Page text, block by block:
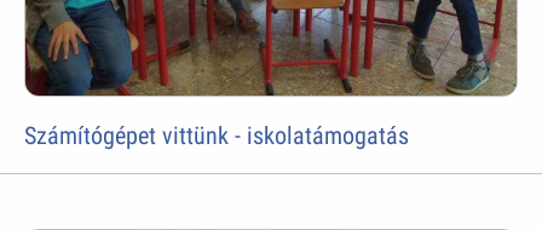
Számítógépet vittünk - iskolatámogatás